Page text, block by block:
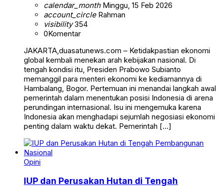
calendar_monthMinggu, 15 Feb 2026
account_circleRahman
visibility354
0Komentar
JAKARTA,duasatunews.com – Ketidakpastian ekonomi
global kembali menekan arah kebijakan nasional. Di
tengah kondisi itu, Presiden Prabowo Subianto
memanggil para menteri ekonomi ke kediamannya di
Hambalang, Bogor. Pertemuan ini menandai langkah awal
pemerintah dalam menentukan posisi Indonesia di arena
perundingan internasional. Isu ini mengemuka karena
Indonesia akan menghadapi sejumlah negosiasi ekonomi
penting dalam waktu dekat. Pemerintah […]
Opini
IUP dan Perusakan Hutan di Tengah